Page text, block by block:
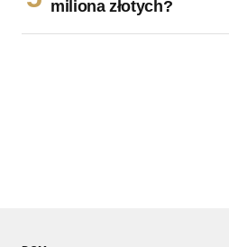
miliona złotych?